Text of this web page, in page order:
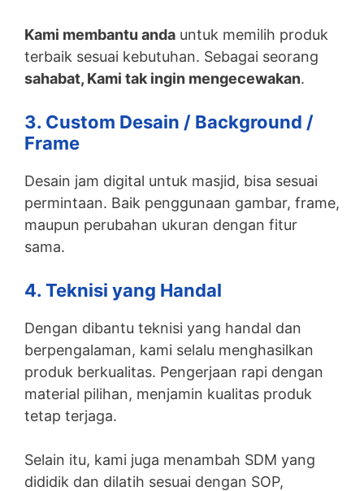
Kami membantu anda untuk memilih produk
terbaik sesuai kebutuhan. Sebagai seorang
sahabat, Kami tak ingin mengecewakan.
3. Custom Desain / Background /
Frame
Desain jam digital untuk masjid, bisa sesuai
permintaan. Baik penggunaan gambar, frame,
maupun perubahan ukuran dengan fitur
sama.
4. Teknisi yang Handal
Dengan dibantu teknisi yang handal dan
berpengalaman, kami selalu menghasilkan
produk berkualitas. Pengerjaan rapi dengan
material pilihan, menjamin kualitas produk
tetap terjaga.
Selain itu, kami juga menambah SDM yang
dididik dan dilatih sesuai dengan SOP,